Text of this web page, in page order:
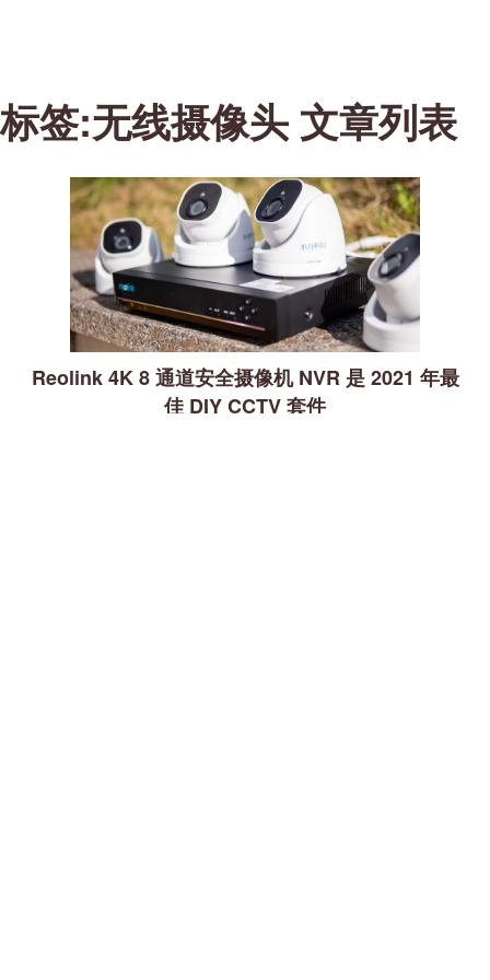
标签:无线摄像头 文章列表
Reolink 4K 8 通道安全摄像机 NVR 是 2021 年最
佳 DIY CCTV 套件